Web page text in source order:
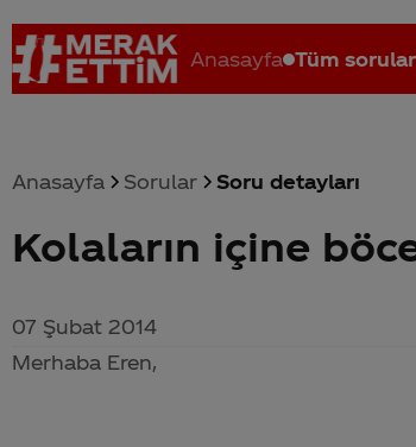
Anasayfa Tüm sorular
Coca-Cola nerenin malı? Coca cola İsrail malı
Anasayfa Sorular Soru detayları
Kolaların içine
07 Şubat 2014
Merhaba Eren,